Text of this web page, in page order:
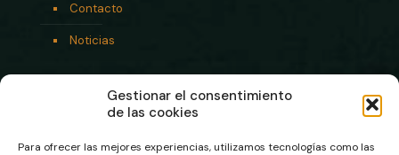
Gestionar el consentimiento
de las cookies
Para ofrecer las mejores experiencias, utilizamos tecnologías como las
Contacto
Noticias